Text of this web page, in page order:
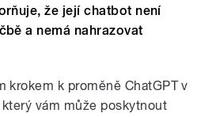
že její chatbot není
a nemá nahrazovat
krokem k proměně ChatGPT v
vám může poskytnout